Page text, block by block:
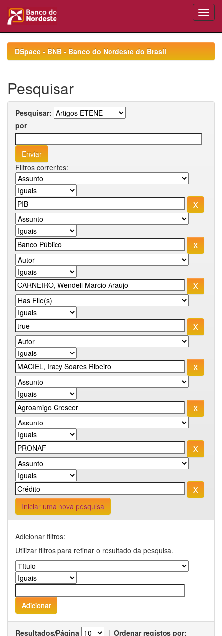
navigationDSpace - BNB - Banco do Nordeste do Brasil
Pesquisar
Pesquisar:
por
Filtros correntes:
Iniciar uma nova pesquisa
Adicionar filtros:
Utilizar filtros para refinar o resultado da pesquisa.
Resultados/Página | Ordenar registos por: